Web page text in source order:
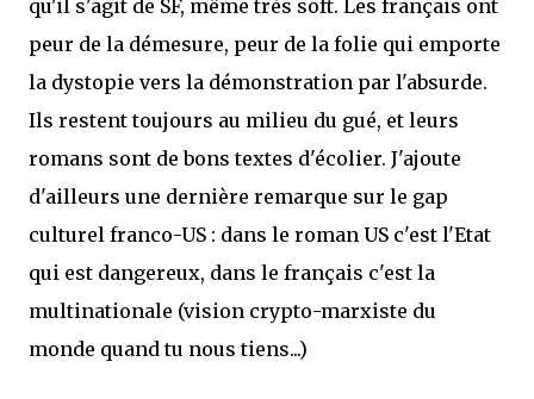
qu'il s'agit de SF, même très soft. Les français ont
peur de la démesure, peur de la folie qui emporte
la dystopie vers la démonstration par l'absurde.
Ils restent toujours au milieu du gué, et leurs
romans sont de bons textes d'écolier. J'ajoute
d'ailleurs une dernière remarque sur le gap
culturel franco-US : dans le roman US c'est l'Etat
qui est dangereux, dans le français c'est la
multinationale (vision crypto-marxiste du
monde quand tu nous tiens...)